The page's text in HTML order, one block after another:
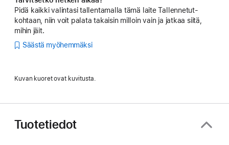
Pidä kaikki valintasi tallentamalla tämä laite Tallennetut-
kohtaan, niin voit palata takaisin milloin vain ja jatkaa siitä,
mihin jäit.
Säästä myöhemmäksi
Kuvan kuoret ovat kuvitusta.
Tuotetiedot